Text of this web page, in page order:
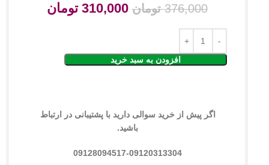
376,000 تومان 310,000 تومان
افزودن به سبد خرید
اگر پیش از خرید سوالی دارید با پشتیبانی در ارتباط
باشید.
09128094517-09120313304